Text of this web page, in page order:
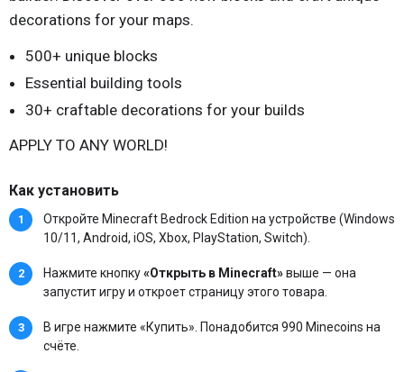
decorations for your maps.
500+ unique blocks
Essential building tools
30+ craftable decorations for your builds
APPLY TO ANY WORLD!
Как установить
Откройте Minecraft Bedrock Edition на устройстве (Windows
10/11, Android, iOS, Xbox, PlayStation, Switch).
Нажмите кнопку«Открыть в Minecraft»выше — она
запустит игру и откроет страницу этого товара.
В игре нажмите «Купить». Понадобится 990 Minecoins на
счёте.